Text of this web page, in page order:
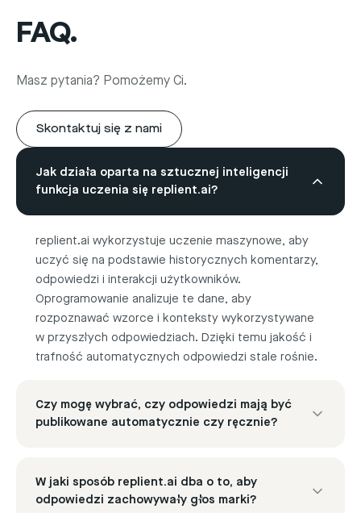
FAQ.
Masz pytania? Pomożemy Ci.
Skontaktuj się z nami
Jak działa oparta na sztucznej inteligencji
funkcja uczenia się replient.ai?
replient.ai wykorzystuje uczenie maszynowe, aby
uczyć się na podstawie historycznych komentarzy,
odpowiedzi i interakcji użytkowników.
Oprogramowanie analizuje te dane, aby
rozpoznawać wzorce i konteksty wykorzystywane
w przyszłych odpowiedziach. Dzięki temu jakość i
trafność automatycznych odpowiedzi stale rośnie.
Czy mogę wybrać, czy odpowiedzi mają być
publikowane automatycznie czy ręcznie?
odpowiadać bezpośrednio w trybie automatycznym
albo najpierw przeglądać wygenerowane
W jaki sposób replient.ai dba o to, aby
odpowiedzi zachowywały głos marki?